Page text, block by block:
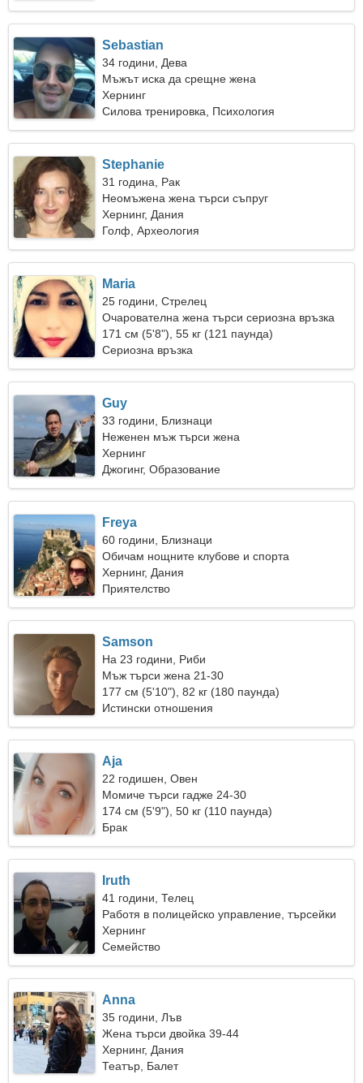
Sebastian
34 години, Дева
Мъжът иска да срещне жена
Хернинг
Силова тренировка, Психология
Stephanie
31 година, Рак
Неомъжена жена търси съпруг
Хернинг, Дания
Голф, Археология
Maria
25 години, Стрелец
Очарователна жена търси сериозна връзка
171 см (5'8"), 55 кг (121 паунда)
Сериозна връзка
Guy
33 години, Близнаци
Неженен мъж търси жена
Хернинг
Джогинг, Образование
Freya
60 години, Близнаци
Обичам нощните клубове и спорта
Хернинг, Дания
Приятелство
Samson
На 23 години, Риби
Мъж търси жена 21-30
177 см (5'10"), 82 кг (180 паунда)
Истински отношения
Aja
22 годишен, Овен
Момиче търси гадже 24-30
174 см (5'9"), 50 кг (110 паунда)
Брак
Iruth
41 години, Телец
Работя в полицейско управление, търсейки
емоционална жена
Хернинг
Семейство
Anna
35 години, Лъв
Жена търси двойка 39-44
Хернинг, Дания
Театър, Балет